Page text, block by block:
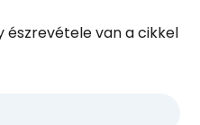
észrevétele van a cikkel